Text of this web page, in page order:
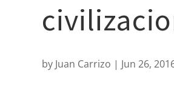
by Juan Carrizo Jun 26,